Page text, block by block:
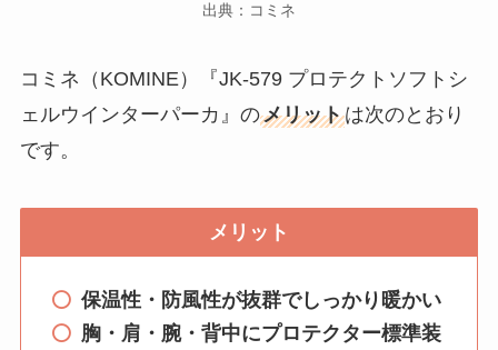
出典：コミネ
コミネ（KOMINE）『JK-579 プロテクトソフトシ
ェルウインターパーカ』のメリットは次のとおり
です。
メリット
保温性・防風性が抜群でしっかり暖かい
胸・肩・腕・背中にプロテクター標準装